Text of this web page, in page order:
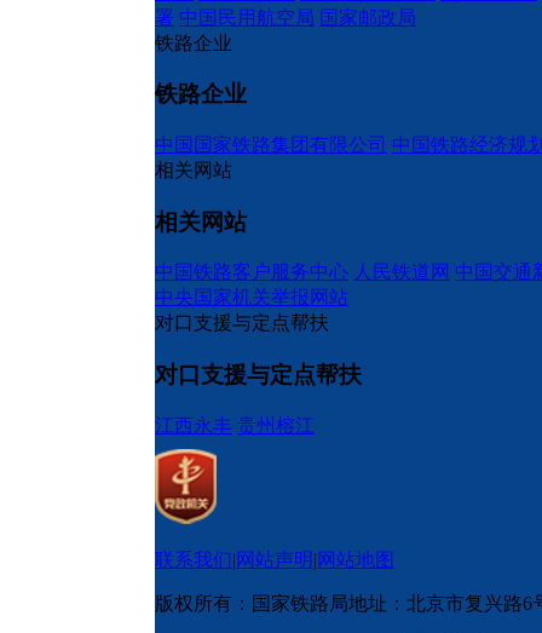
署 中国民用航空局 国家邮政局
铁路企业
铁路企业
中国国家铁路集团有限公司 中国铁路经济规
相关网站
相关网站
中国铁路客户服务中心 人民铁道网 中国交通
中央国家机关举报网站
对口支援与定点帮扶
对口支援与定点帮扶
江西永丰 贵州榕江
联系我们|网站声明|网站地图
版权所有：国家铁路局地址：北京市复兴路6